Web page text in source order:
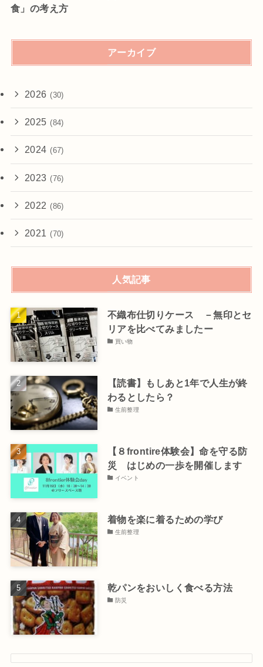
食」の考え方
アーカイブ
2026 (30)
2025 (84)
2024 (67)
2023 (76)
2022 (86)
2021 (70)
人気記事
不織布仕切りケース －無印とセ
リアを比べてみましたー
買い物
【読書】もしあと1年で人生が終
わるとしたら？
生前整理
【８frontire体験会】命を守る防
災 はじめの一歩を開催します
イベント
着物を楽に着るための学び
生前整理
乾パンをおいしく食べる方法
防災